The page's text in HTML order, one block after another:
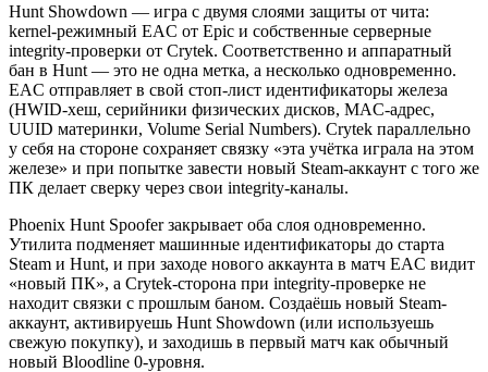
Hunt Showdown — игра с двумя слоями защиты от чита:
kernel-режимный EAC от Epic и собственные серверные
integrity-проверки от Crytek. Соответственно и аппаратный
бан в Hunt — это не одна метка, а несколько одновременно.
EAC отправляет в свой стоп-лист идентификаторы железа
(HWID-хеш, серийники физических дисков, MAC-адрес,
UUID материнки, Volume Serial Numbers). Crytek параллельно
у себя на стороне сохраняет связку «эта учётка играла на этом
железе» и при попытке завести новый Steam-аккаунт с того же
ПК делает сверку через свои integrity-каналы.
Phoenix Hunt Spoofer закрывает оба слоя одновременно.
Утилита подменяет машинные идентификаторы до старта
Steam и Hunt, и при заходе нового аккаунта в матч EAC видит
«новый ПК», а Crytek-сторона при integrity-проверке не
находит связки с прошлым баном. Создаёшь новый Steam-
аккаунт, активируешь Hunt Showdown (или используешь
свежую покупку), и заходишь в первый матч как обычный
новый Bloodline 0-уровня.